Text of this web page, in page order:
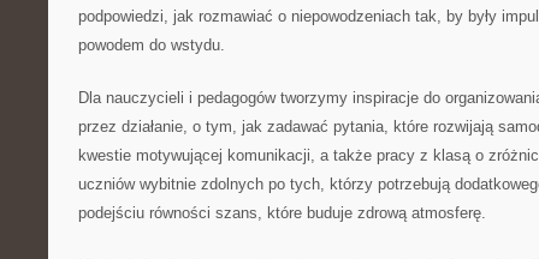
podpowiedzi, jak rozmawiać o niepowodzeniach tak, by były
powodem do wstydu.
Dla nauczycieli i pedagogów tworzymy inspiracje do
przez działanie, o tym, jak zadawać pytania, które rozwijają
kwestie motywującej komunikacji, a także pracy z klasą o
uczniów wybitnie zdolnych po tych, którzy potrzebują
podejściu równości szans, które buduje zdrową atmosferę.